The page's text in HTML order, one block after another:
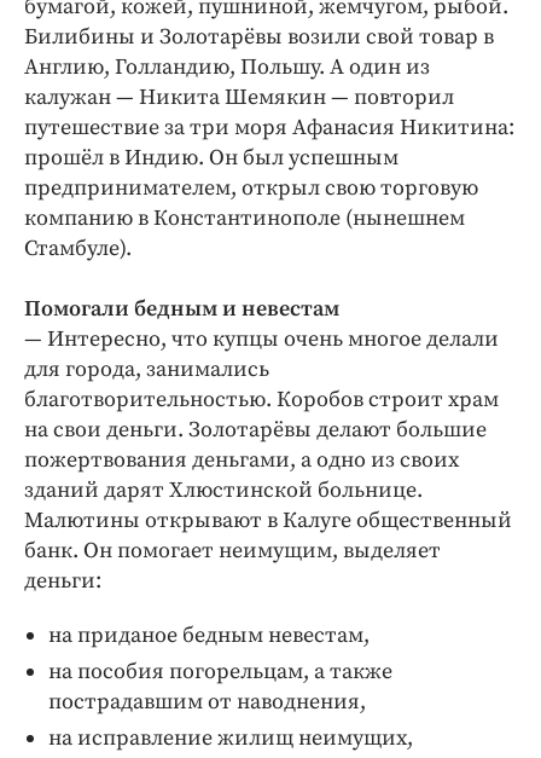
бумагой, кожей, пушниной, жемчугом, рыбой.
Билибины и Золотарёвы возили свой товар в
Англию, Голландию, Польшу. А один из
калужан — Никита Шемякин — повторил
путешествие за три моря Афанасия Никитина:
прошёл в Индию. Он был успешным
предпринимателем, открыл свою торговую
компанию в Константинополе (нынешнем
Стамбуле).
Помогали бедным и невестам
— Интересно, что купцы очень многое делали
для города, занимались
благотворительностью. Коробов строит храм
на свои деньги. Золотарёвы делают большие
пожертвования деньгами, а одно из своих
зданий дарят Хлюстинской больнице.
Малютины открывают в Калуге общественный
банк. Он помогает неимущим, выделяет
деньги:
на приданое бедным невестам,
на пособия погорельцам, а также
пострадавшим от наводнения,
на исправление жилищ неимущих,